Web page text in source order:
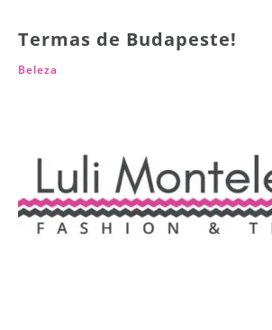
Termas de Budapeste!
Beleza